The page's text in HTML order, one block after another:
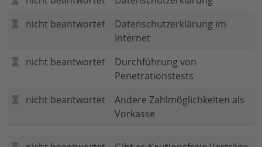
nicht beantwortet
Datenschutzerklärung im
Internet
nicht beantwortet
Durchführung von
Penetrationstests
nicht beantwortet
Andere Zahlmöglichkeiten als
Vorkasse